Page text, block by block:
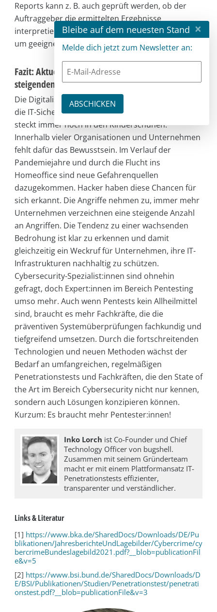
Reports kann z. B. auch geprüft werden, ob der
Auftraggeber die ermittelten Ergebnisse
interpretieren und eigenständig auswerten kann,
um geeignete Maßnahmen zu treffen.
Fazit: Aktuelle Entwicklungen belegen den
steigenden Pentestbedarf
Die Digitalisierung schreitet seit Jahren voran, doch
die IT-Sicherheit, insbesondere in Deutschland,
steckt immer noch in den Kinderschuhen.
Innerhalb vieler Organisationen und Unternehmen
fehlt dafür das Bewusstsein. Im Verlauf der
Pandemiejahre und durch die Flucht ins
Homeoffice sind neue Gefahrenquellen
dazugekommen. Hacker haben diese Chancen für
sich erkannt. Die Angriffe nehmen zu, immer mehr
Unternehmen verzeichnen eine steigende Anzahl
an Angriffen. Die Tendenz zu einer wachsenden
Bedrohung ist klar zu erkennen und damit
gleichzeitig ein Weckruf für Unternehmen, ihre IT-
Infrastrukturen nachhaltig zu schützen.
Cybersecurity-Spezialist:innen sind ohnehin
gefragt, doch Expert:innen im Bereich Pentesting
umso mehr. Auch wenn Pentests kein Allheilmittel
sind, braucht es mehr Fachkräfte, die die
präventiven Systemüberprüfungen fachkundig und
tiefgreifend umsetzen. Durch die fortschreitenden
Technologien und neuen Methoden wächst der
Bedarf an umfangreichen, regelmäßigen
Penetrationstests und Fachkräften, die den State of
the Art im Bereich Cybersecurity nicht nur kennen,
sondern auch Lösungen konzipieren können.
Kurzum: Es braucht mehr Pentester:innen!
Inko Lorch ist Co-Founder und Chief
Technology Officer von bugshell.
Zusammen mit seinem Gründerteam
macht er mit einem Plattformansatz IT-
Penetrationstests effizienter,
transparenter und verständlicher.
Links & Literatur
[1] https://www.bka.de/SharedDocs/Downloads/DE/Pu
blikationen/JahresberichteUndLagebilder/Cybercrime/cy
bercrimeBundeslagebild2021.pdf?__blob=publicationFil
e&v=5
[2] https://www.bsi.bund.de/SharedDocs/Downloads/D
E/BSI/Publikationen/Studien/Penetrationstest/penetrati
onstest.pdf?__blob=publicationFile&v=3
Bleibe auf dem neuesten Stand ×
Melde dich jetzt zum Newsletter an: